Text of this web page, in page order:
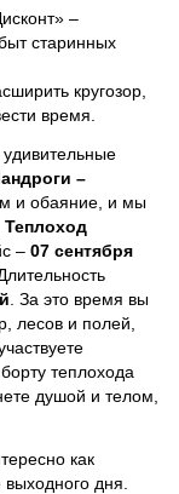
–
старинных
кругозор,
время.
–
и обаяние, и мы
Теплоход
– 07 сентября
Длительность
За это время вы
лесов и полей,
теплохода
душой и телом,
как
дня.